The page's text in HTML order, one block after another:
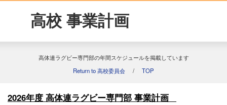
高校 事業計画
高体連ラグビー専門部の年間スケジュールを掲載しています
Return to 高校委員会 / TOP
2026年度 高体連ラグビー専門部 事業計画